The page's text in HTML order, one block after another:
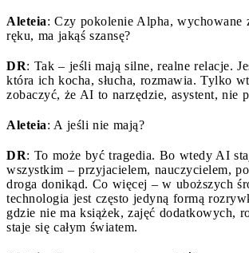
Aleteia: Czy pokolenie Alpha, wychowane
ręku, ma jakąś szansę?
DR: Tak – jeśli mają silne, realne relacje.
która ich kocha, słucha, rozmawia. Tylko
zobaczyć, że AI to narzędzie, asystent, nie
Aleteia: A jeśli nie mają?
DR: To może być tragedia. Bo wtedy AI
wszystkim – przyjacielem, nauczycielem,
droga donikąd. Co więcej – w uboższych
technologia jest często jedyną formą
gdzie nie ma książek, zajęć dodatkowych,
staje się całym światem.